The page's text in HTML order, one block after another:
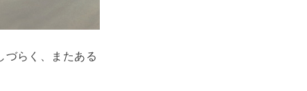
づらく、またある